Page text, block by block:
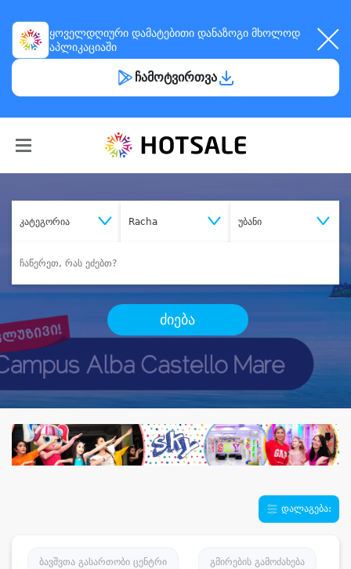
ყოველდღიური დამატებითი დანაზოგი მხოლოდ
აპლიკაციაში
ჩამოტვირთვა
კატეგორია Racha უბანი
ძიება
დალაგება:
ბავშვთა გასართობი ცენტრი გმირების გამოძახება